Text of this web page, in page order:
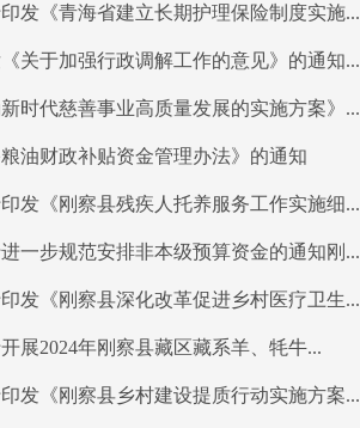
发《青海省建立长期护理保险制度实施...
关于加强行政调解工作的意见》的通知...
时代慈善事业高质量发展的实施方案》...
油财政补贴资金管理办法》的通知
发《刚察县残疾人托养服务工作实施细...
一步规范安排非本级预算资金的通知刚...
发《刚察县深化改革促进乡村医疗卫生...
展2024年刚察县藏区藏系羊、牦牛...
发《刚察县乡村建设提质行动实施方案...